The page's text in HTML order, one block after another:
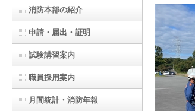
消防本部の紹介
申請・届出・証明
試験講習案内
職員採用案内
月間統計・消防年報